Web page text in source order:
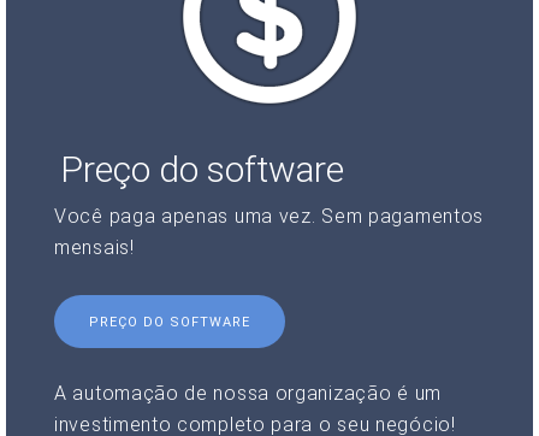
Preço do software
Você paga apenas uma vez. Sem pagamentos
mensais!
PREÇO DO SOFTWARE
A automação de nossa organização é um
investimento completo para o seu negócio!